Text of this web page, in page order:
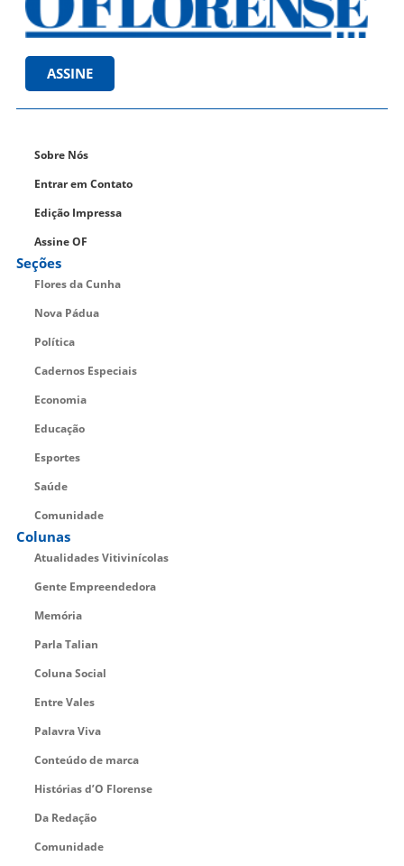
ASSINE
Sobre Nós
Entrar em Contato
Edição Impressa
Assine OF
Seções
Flores da Cunha
Nova Pádua
Política
Cadernos Especiais
Economia
Educação
Esportes
Saúde
Comunidade
Colunas
Atualidades Vitivinícolas
Gente Empreendedora
Memória
Parla Talian
Coluna Social
Entre Vales
Palavra Viva
Conteúdo de marca
Histórias d’O Florense
Da Redação
Comunidade